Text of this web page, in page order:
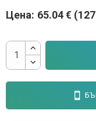
Цена: 65.04 €